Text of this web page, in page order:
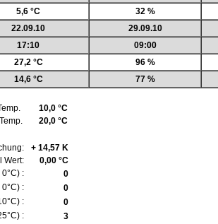
5,6 °C
32 %
22.09.10
29.09.10
17:10
09:00
27,2 °C
96 %
14,6 °C 77 %
10,0 °C
20,0 °C
+ 14,57 K
Wert:
0,00 °C
0°C) :
0
0°C) :
0
:
0
:
3